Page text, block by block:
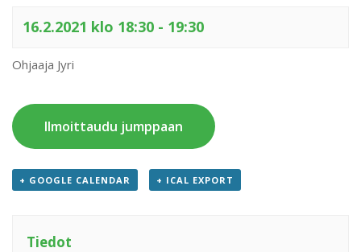
16.2.2021 klo 18:30 - 19:30
Ohjaaja Jyri
Ilmoittaudu jumppaan
+ GOOGLE CALENDAR + ICAL EXPORT
Tiedot